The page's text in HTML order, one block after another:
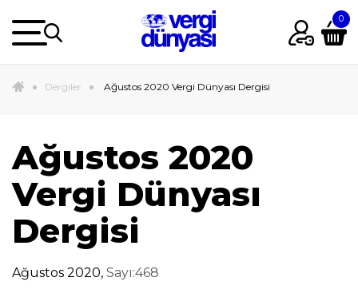
Dergiler Ağustos 2020 Vergi Dünyası Dergisi
Ağustos 2020
Vergi Dünyası
Dergisi
Ağustos 2020, Sayı:468